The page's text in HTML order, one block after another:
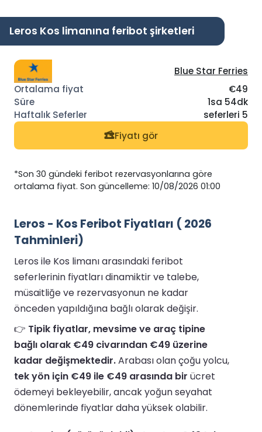
Leros Kos limanına feribot şirketleri
Blue Star Ferries
€49
1sa 54dk
seferleri 5
Fiyatı gör
*Son 30 gündeki feribot rezervasyonlarına göre
ortalama fiyat. Son güncelleme: 10/08/2026 01:00
Leros - Kos Feribot Fiyatları ( 2026
Tahminleri)
Leros ile Kos limanı arasındaki feribot
seferlerinin fiyatları dinamiktir ve talebe,
müsaitliğe ve rezervasyonun ne kadar
önceden yapıldığına bağlı olarak değişir.
👉 Tipik fiyatlar, mevsime ve araç tipine
bağlı olarak €49 civarından €49 üzerine
kadar değişmektedir.Arabası olan çoğu yolcu,
tek yön için €49 ile €49 arasında bir ücret
ödemeyi bekleyebilir, ancak yoğun seyahat
dönemlerinde fiyatlar daha yüksek olabilir.